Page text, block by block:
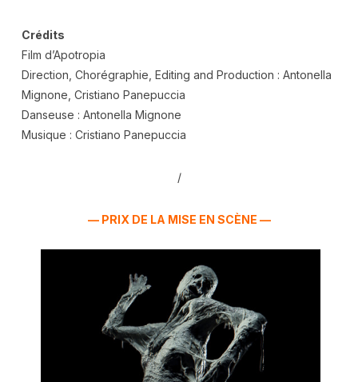
Crédits
Film d’Apotropia
Direction, Chorégraphie, Editing and Production : Antonella
Mignone, Cristiano Panepuccia
Danseuse : Antonella Mignone
Musique : Cristiano Panepuccia
/
— PRIX DE LA MISE EN SCÈNE —